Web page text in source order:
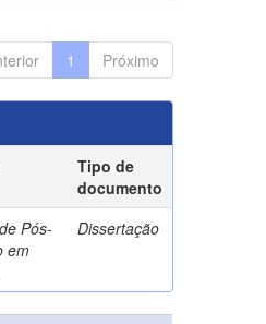
1 Próximo
Tipo de
documento
Pós-
em
Dissertação